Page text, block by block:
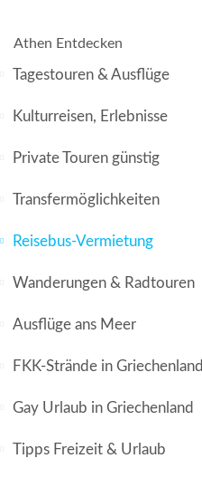
Athen Entdecken
Tagestouren & Ausflüge
Kulturreisen, Erlebnisse
Private Touren günstig
Transfermöglichkeiten
Reisebus-Vermietung
Wanderungen & Radtouren
Ausflüge ans Meer
FKK-Strände in Griechenland
Gay Urlaub in Griechenland
Tipps Freizeit & Urlaub